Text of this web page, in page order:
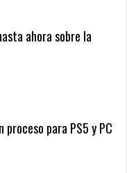
ahora sobre la
para PS5 y PC